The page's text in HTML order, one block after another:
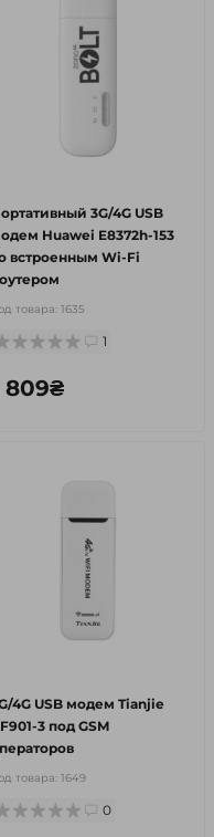
3G/4G USB
Huawei E8372h-153
встроенным Wi-Fi
товара: 1635
1
809₴
4G USB модем Tianjie
3 под GSM
товара: 1649
0